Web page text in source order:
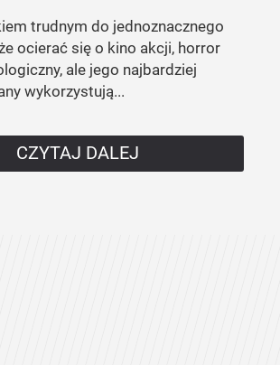
trudnym do jednoznacznego
ocierać się o kino akcji, horror
ale jego najbardziej
wykorzystują...
CZYTAJ DALEJ